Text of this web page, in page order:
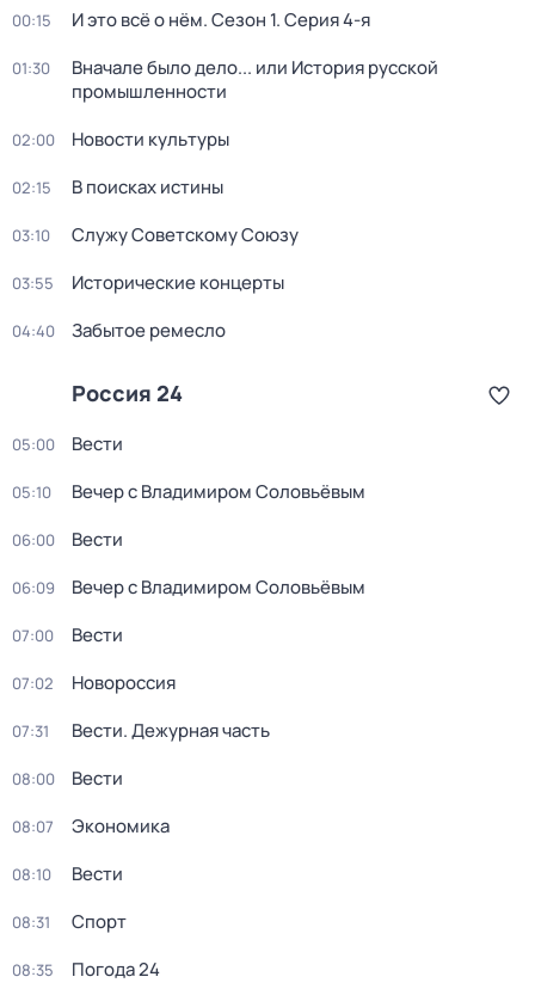
00:15 И это всё о нём. Сезон 1. Серия 4-я
01:30
Вначале было дело... или История русской
промышленности
02:00 Новости культуры
02:15 В поисках истины
03:10 Служу Советскому Союзу
03:55 Исторические концерты
04:40 Забытое ремесло
Россия 24
05:00 Вести
05:10 Вечер с Владимиром Соловьёвым
06:00 Вести
06:09 Вечер с Владимиром Соловьёвым
07:00 Вести
07:02 Новороссия
07:31 Вести. Дежурная часть
08:00 Вести
08:07 Экономика
08:10 Вести
08:31 Спорт
08:35 Погода 24